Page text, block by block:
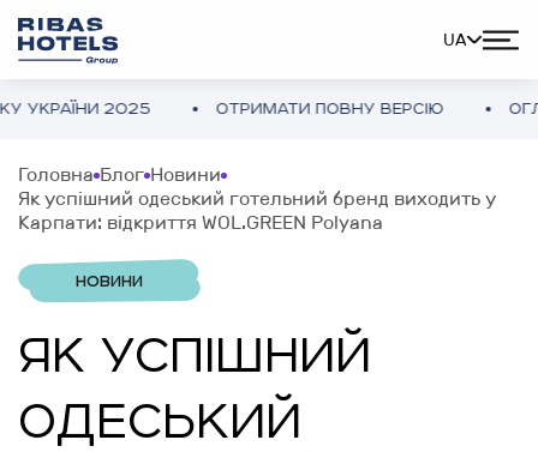
UA
ОТРИМАТИ ПОВНУ ВЕРСІЮ ОГЛЯД
Головна Блог Новини
Як успішний одеський готельний бренд виходить у
Карпати: відкриття WOL.GREEN Polyana
НОВИНИ
ЯК УСПІШНИЙ
ОДЕСЬКИЙ